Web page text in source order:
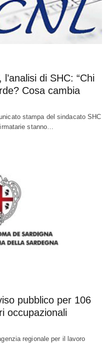
di SHC: “Chi
Cosa cambia
stampa del sindacato SHC
stanno…
pubblico per 106
occupazionali
regionale per il lavoro